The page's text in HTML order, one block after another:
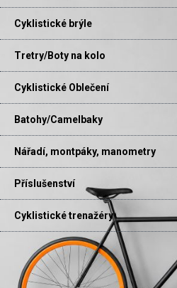
Cyklistické brýle
Tretry/Boty na kolo
Cyklistické Oblečení
Batohy/Camelbaky
Nářadí, montpáky, manometry
Příslušenství
Cyklistické trenažéry